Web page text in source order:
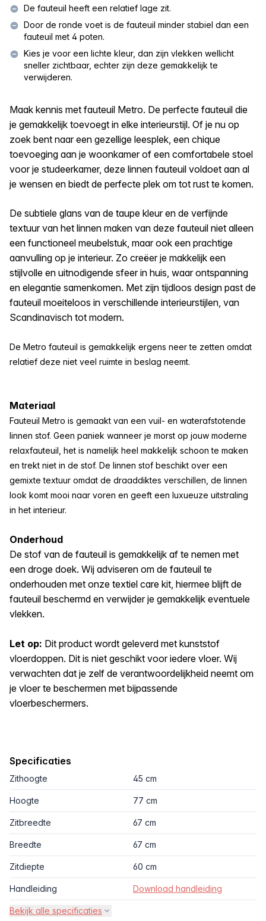
De fauteuil heeft een relatief lage zit.
Door de ronde voet is de fauteuil minder stabiel dan een
fauteuil met 4 poten.
Kies je voor een lichte kleur, dan zijn vlekken wellicht
sneller zichtbaar, echter zijn deze gemakkelijk te
verwijderen.
Maak kennis met fauteuil Metro. De perfecte fauteuil die
je gemakkelijk toevoegt in elke interieurstijl. Of je nu op
zoek bent naar een gezellige leesplek, een chique
toevoeging aan je woonkamer of een comfortabele stoel
voor je studeerkamer, deze linnen fauteuil voldoet aan al
je wensen en biedt de perfecte plek om tot rust te komen.
De subtiele glans van de taupe kleur en de verfijnde
textuur van het linnen maken van deze fauteuil niet alleen
een functioneel meubelstuk, maar ook een prachtige
aanvulling op je interieur. Zo creëer je makkelijk een
stijlvolle en uitnodigende sfeer in huis, waar ontspanning
en elegantie samenkomen. Met zijn tijdloos design past de
fauteuil moeiteloos in verschillende interieurstijlen, van
Scandinavisch tot modern.
De Metro fauteuil is gemakkelijk ergens neer te zetten omdat
relatief deze niet veel ruimte in beslag neemt.
Materiaal
Fauteuil Metro is gemaakt van een vuil- en waterafstotende
linnen stof. Geen paniek wanneer je morst op jouw moderne
relaxfauteuil, het is namelijk heel makkelijk schoon te maken
en trekt niet in de stof. De linnen stof beschikt over een
gemixte textuur omdat de draaddiktes verschillen, de linnen
look komt mooi naar voren en geeft een luxueuze uitstraling
in het interieur.
Onderhoud
De stof van de fauteuil is gemakkelijk af te nemen met
een droge doek. Wij adviseren om de fauteuil te
onderhouden met onze textiel care kit, hiermee blijft de
fauteuil beschermd en verwijder je gemakkelijk eventuele
vlekken.
Let op: Dit product wordt geleverd met kunststof
vloerdoppen. Dit is niet geschikt voor iedere vloer. Wij
verwachten dat je zelf de verantwoordelijkheid neemt om
je vloer te beschermen met bijpassende
vloerbeschermers.
Specificaties
Zithoogte 45 cm
Hoogte 77 cm
Zitbreedte 67 cm
Breedte 67 cm
Zitdiepte 60 cm
Handleiding Download handleiding
Bekijk alle specificaties